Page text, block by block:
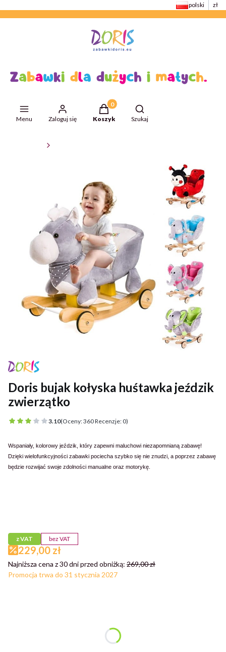
polski zł
Menu Zaloguj się
Produkty w koszyku: 0. Zobacz
Koszyk
Otwórz wyszukiwarkę
Szukaj
Doris bujak kołyska huśtawka jeździk
zwierzątko
3.10(Oceny: 360 Recenzje: 0)
Wspaniały, kolorowy jeździk, który zapewni maluchowi niezapomnianą zabawę!
Dzięki wielofunkcyjności zabawki pociecha szybko się nie znudzi, a poprzez zabawę
będzie rozwijać swoje zdolności manualne oraz motorykę.
z VAT bez VAT
229,00 zł
Najniższa cena z 30 dni przed obniżką: 269,00 zł
Promocja trwa do 31 stycznia 2027